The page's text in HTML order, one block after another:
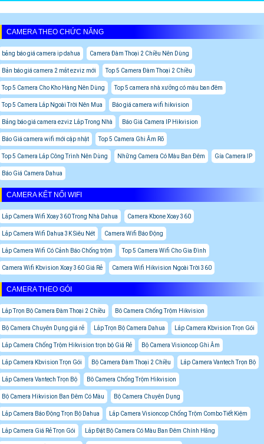
CAMERA THEO CHỨC NĂNG
bảng báo giá camera ip dahua Camera Đàm Thoại 2 Chiều Nên Dùng
Bản báo giá camera 2 mắt ezviz mới Top 5 Camera Đàm Thoại 2 Chiều
Top 5 Camera Cho Kho Hàng Nên Dùng Top 5 camera nhà xưởng có màu ban đêm
Top 5 Camera Lắp Ngoài Trời Nên Mua Báo giá camera wifi hikvision
Bảng báo giá camera ezviz Lắp Trong Nhà Báo Giá Camera IP Hikvision
Báo Giá camera wifi mới cập nhật Top 5 Camera Ghi Âm Rõ
Top 5 Camera Lắp Công Trình Nên Dùng Những Camera Có Màu Ban Đêm Gía Camera IP
Báo Giá Camera Dahua
CAMERA KẾT NỐI WIFI
Lắp Camera Wifi Xoay 360 Trong Nhà Dahua Camera Kbone Xoay 360
Lắp Camera Wifi Dahua 3K Siêu Nét Camera Wifi Báo Động
Lắp Camera Wifi Có Cảnh Báo Chống trộm Top 5 Camera Wifi Cho Gia Đình
Camera Wifi Kbvision Xoay 360 Giá Rẻ Camera Wifi Hikvision Ngoài Trời 360
CAMERA THEO GÓI
Lắp Trọn Bộ Camera Đàm Thoại 2 Chiều Bô Camera Chống Trộm Hikvision
Bộ Camera Chuyên Dụng giá rẻ Lắp Trọn Bộ Camera Dahua Lắp Camera Kbvision Trọn Gói
Lắp Camera Chống Trộm Hikvision trọn bộ Giá Rẻ Bộ Camera Visioncop Ghi Âm
Lắp Camera Kbvision Trọn Gói Bộ Camera Đàm Thoại 2 Chiều Lắp Camera Vantech Trọn Bộ
Lắp Camera Vantech Trọn Bộ Bô Camera Chống Trộm Hikvision
Bộ Camera Hikvision Ban Đêm Có Màu Bộ Camera Chuyên Dụng
Lắp Camera Báo Động Trọn Bộ Dahua Lắp Camera Visioncop Chống Trộm Combo Tiết Kiệm
Lắp Camera Giá Rẻ Trọn Gói Lắp Đặt Bộ Camera Có Màu Ban Đêm Chính Hãng